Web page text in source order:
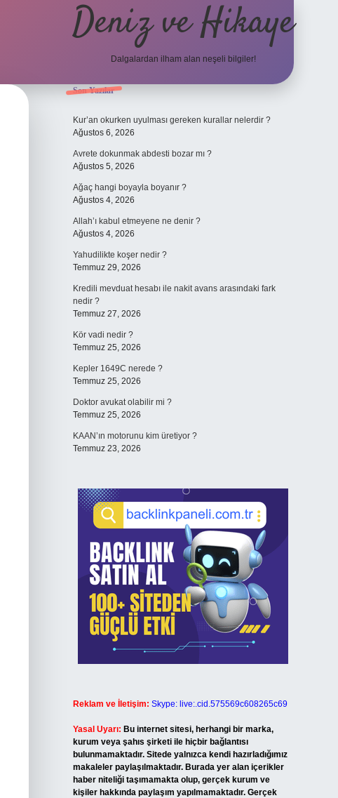
Deniz ve Hikaye
Dalgalardan ilham alan neşeli bilgiler!
Sidebar
Son Yazılar
Kur’an okurken uyulması gereken kurallar nelerdir ?
Ağustos 6, 2026
Avrete dokunmak abdesti bozar mı ?
Ağustos 5, 2026
Ağaç hangi boyayla boyanır ?
Ağustos 4, 2026
Allah’ı kabul etmeyene ne denir ?
Ağustos 4, 2026
Yahudilikte koşer nedir ?
Temmuz 29, 2026
Kredili mevduat hesabı ile nakit avans arasındaki fark
nedir ?
Temmuz 27, 2026
Kör vadi nedir ?
Temmuz 25, 2026
Kepler 1649C nerede ?
Temmuz 25, 2026
Doktor avukat olabilir mi ?
Temmuz 25, 2026
KAAN’ın motorunu kim üretiyor ?
Temmuz 23, 2026
Reklam ve İletişim: Skype: live:.cid.575569c608265c69
Yasal Uyarı: Bu internet sitesi, herhangi bir marka,
kurum veya şahıs şirketi ile hiçbir bağlantısı
bulunmamaktadır. Sitede yalnızca kendi hazırladığımız
makaleler paylaşılmaktadır. Burada yer alan içerikler
haber niteliği taşımamakta olup, gerçek kurum ve
kişiler hakkında paylaşım yapılmamaktadır. Gerçek
ilbet yeni girişilbet yeni giriş